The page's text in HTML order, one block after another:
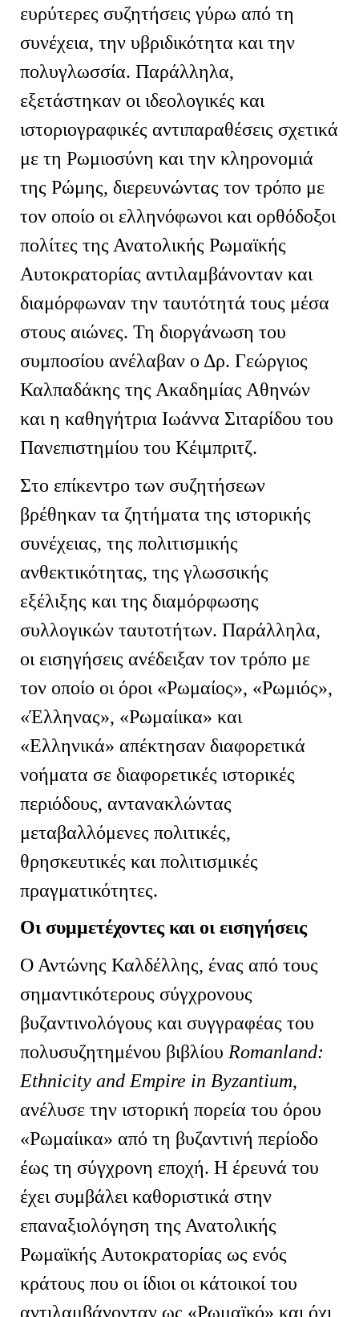
ευρύτερες συζητήσεις γύρω από τη
συνέχεια, την υβριδικότητα και την
πολυγλωσσία. Παράλληλα,
εξετάστηκαν οι ιδεολογικές και
ιστοριογραφικές αντιπαραθέσεις σχετικά
με τη Ρωμιοσύνη και την κληρονομιά
της Ρώμης, διερευνώντας τον τρόπο με
τον οποίο οι ελληνόφωνοι και ορθόδοξοι
πολίτες της Ανατολικής Ρωμαϊκής
Αυτοκρατορίας αντιλαμβάνονταν και
διαμόρφωναν την ταυτότητά τους μέσα
στους αιώνες. Τη διοργάνωση του
συμποσίου ανέλαβαν ο Δρ. Γεώργιος
Καλπαδάκης της Ακαδημίας Αθηνών
και η καθηγήτρια Ιωάννα Σιταρίδου του
Πανεπιστημίου του Κέιμπριτζ.
Στο επίκεντρο των συζητήσεων
βρέθηκαν τα ζητήματα της ιστορικής
συνέχειας, της πολιτισμικής
ανθεκτικότητας, της γλωσσικής
εξέλιξης και της διαμόρφωσης
συλλογικών ταυτοτήτων. Παράλληλα,
οι εισηγήσεις ανέδειξαν τον τρόπο με
τον οποίο οι όροι «Ρωμαίος», «Ρωμιός»,
«Έλληνας», «Ρωμαίικα» και
«Ελληνικά» απέκτησαν διαφορετικά
νοήματα σε διαφορετικές ιστορικές
περιόδους, αντανακλώντας
μεταβαλλόμενες πολιτικές,
θρησκευτικές και πολιτισμικές
πραγματικότητες.
Οι συμμετέχοντες και οι εισηγήσεις
Ο Αντώνης Καλδέλλης, ένας από τους
σημαντικότερους σύγχρονους
βυζαντινολόγους και συγγραφέας του
πολυσυζητημένου βιβλίου Romanland:
Ethnicity and Empire in Byzantium,
ανέλυσε την ιστορική πορεία του όρου
«Ρωμαίικα» από τη βυζαντινή περίοδο
έως τη σύγχρονη εποχή. Η έρευνά του
έχει συμβάλει καθοριστικά στην
επαναξιολόγηση της Ανατολικής
Ρωμαϊκής Αυτοκρατορίας ως ενός
κράτους που οι ίδιοι οι κάτοικοί του
αντιλαμβάνονταν ως «Ρωμαϊκό» και όχι